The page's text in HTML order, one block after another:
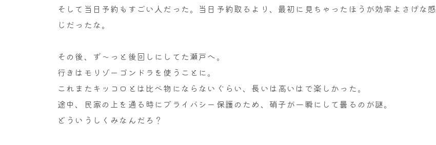
そして当日予約もすごい人だった。当日予約取るより、最初に見ちゃったほうが効率よさげな感
じだったな。
その後、ず～っと後回しにしてた瀬戸へ。
行きはモリゾーゴンドラを使うことに。
これまたキッコロとは比べ物にならないぐらい、長いは高いはで楽しかった。
途中、民家の上を通る時にプライバシー保護のため、硝子が一瞬にして曇るのが謎。
どういうしくみなんだろ？